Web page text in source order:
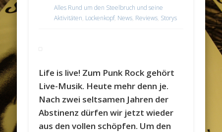
Alles Rund um den Steelbruch und seine
Aktivitäten, Lockenkopf, News, Reviews, Storys
Life is live! Zum Punk Rock gehört
Live-Musik. Heute mehr denn je.
Nach zwei seltsamen Jahren der
Abstinenz dürfen wir jetzt wieder
aus den vollen schöpfen. Um den